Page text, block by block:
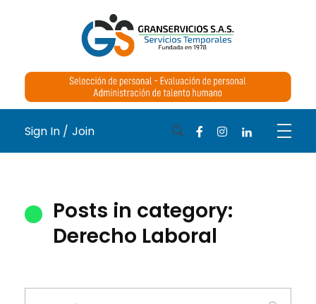
Medical Blog - Phlox Elementor WordPress Theme
Complete Elementor Demo - Phlox WordPress Theme
Sign In / Join
Posts in category:
Derecho Laboral